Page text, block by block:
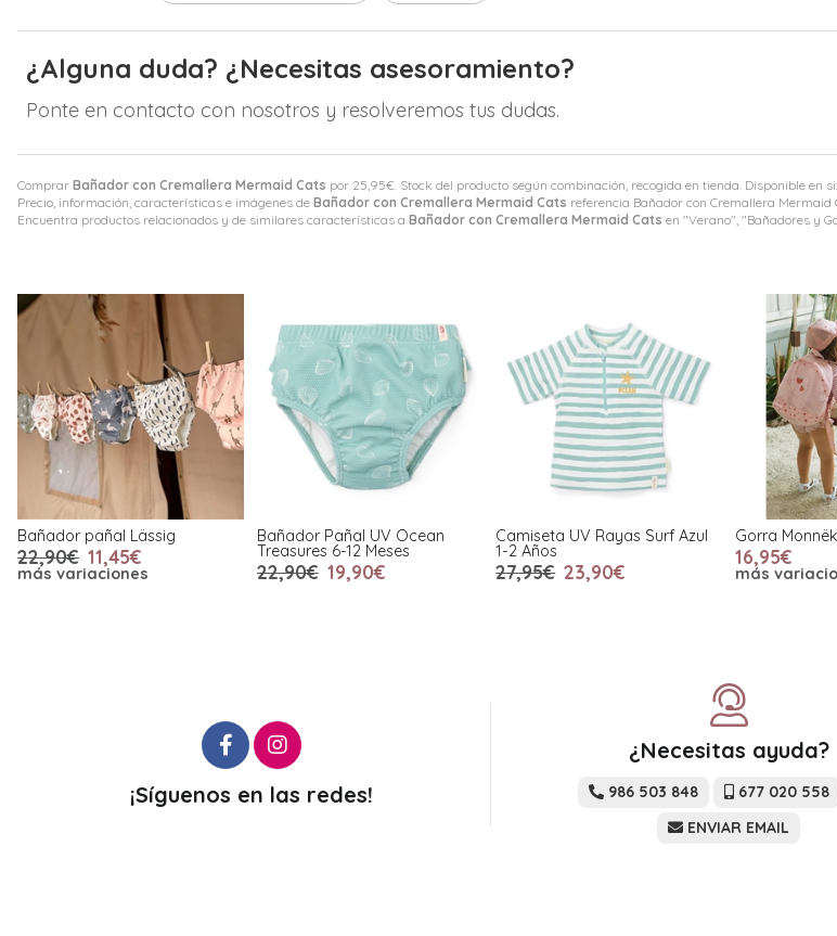
Comprar Bañador con Cremallera Mermaid Cats por 25,95€ . Stock del producto según combinación, recogida en tienda. Disponible en
Precio, información, características e imágenes de Bañador con Cremallera Mermaid Cats referencia Bañador con Cremallera Mermaid
Encuentra productos relacionados y de similares características a Bañador con Cremallera Mermaid Cats en "Verano", "Bañadores y
¿Alguna duda? ¿Necesitas asesoramiento?
Ponte en contacto con nosotros y resolveremos tus dudas.
Bañador pañal Lässig
22,90€ 11,45€
más variaciones
Bañador Pañal UV Ocean
Treasures 6-12 Meses
22,90€ 19,90€
Camiseta UV Rayas Surf Azul
1-2 Años
27,95€ 23,90€
Gorra
16,95€
más
¡Síguenos en las redes!
¿Necesitas ayuda?
986 503 848
677 020 558
ENVIAR EMAIL